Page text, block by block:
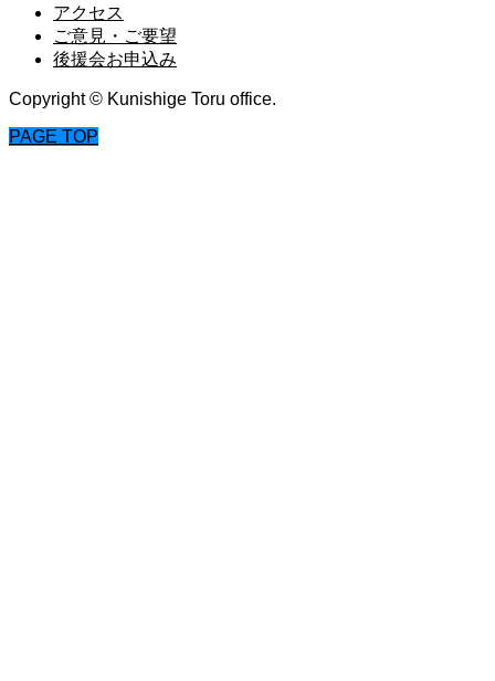
アクセス
ご意見・ご要望
後援会お申込み
Copyright © Kunishige Toru office.
PAGE TOP